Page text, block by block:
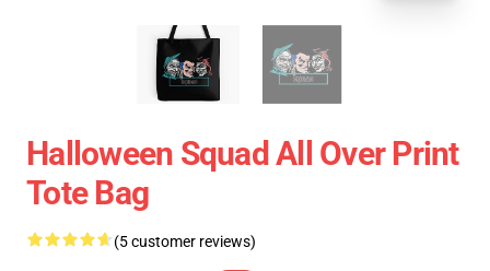
Halloween Squad All Over Print
Tote Bag
(5 customer reviews)